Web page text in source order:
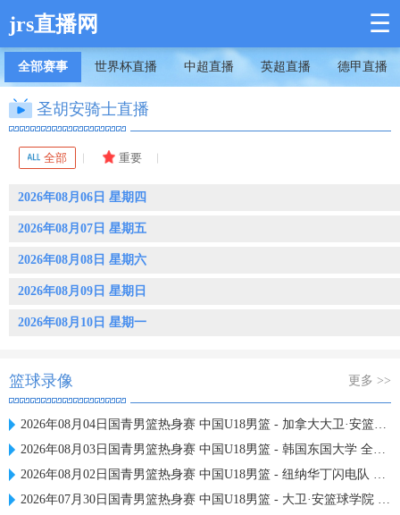
jrs直播网 ☰
全部赛事 世界杯直播 中超直播 英超直播 德甲直播
圣胡安骑士直播
2026年08月06日 星期四
2026年08月07日 星期五
2026年08月08日 星期六
2026年08月09日 星期日
2026年08月10日 星期一
篮球录像 更多 >>
2026年08月04日国青男篮热身赛 中国U18男篮 - 加拿大大卫·安篮球学院 全场录像
2026年08月03日国青男篮热身赛 中国U18男篮 - 韩国东国大学 全场录像
2026年08月02日国青男篮热身赛 中国U18男篮 - 纽纳华丁闪电队 全场录像
2026年07月30日国青男篮热身赛 中国U18男篮 - 大卫·安篮球学院 全场录像